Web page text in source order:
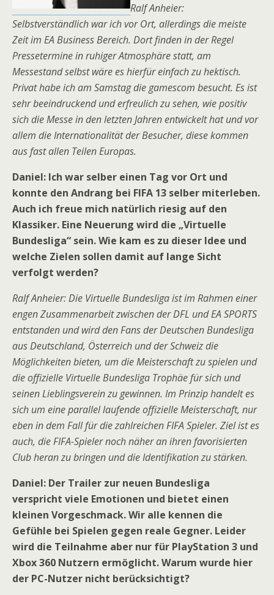
Ralf Anheier:
Selbstverständlich war ich vor Ort, allerdings die meiste
Zeit im EA Business Bereich. Dort finden in der Regel
Pressetermine in ruhiger Atmosphäre statt, am
Messestand selbst wäre es hierfür einfach zu hektisch.
Privat habe ich am Samstag die gamescom besucht. Es ist
sehr beeindruckend und erfreulich zu sehen, wie positiv
sich die Messe in den letzten Jahren entwickelt hat und vor
allem die Internationalität der Besucher, diese kommen
aus fast allen Teilen Europas.
Daniel: Ich war selber einen Tag vor Ort und
konnte den Andrang bei FIFA 13 selber miterleben.
Auch ich freue mich natürlich riesig auf den
Klassiker. Eine Neuerung wird die „Virtuelle
Bundesliga“ sein. Wie kam es zu dieser Idee und
welche Zielen sollen damit auf lange Sicht
verfolgt werden?
Ralf Anheier: Die Virtuelle Bundesliga ist im Rahmen einer
engen Zusammenarbeit zwischen der DFL und EA SPORTS
entstanden und wird den Fans der Deutschen Bundesliga
aus Deutschland, Österreich und der Schweiz die
Möglichkeiten bieten, um die Meisterschaft zu spielen und
die offizielle Virtuelle Bundesliga Trophäe für sich und
seinen Lieblingsverein zu gewinnen. Im Prinzip handelt es
sich um eine parallel laufende offizielle Meisterschaft, nur
eben in dem Fall für die zahlreichen FIFA Spieler. Ziel ist es
auch, die FIFA-Spieler noch näher an ihren favorisierten
Club heran zu bringen und die Identifikation zu stärken.
Daniel: Der Trailer zur neuen Bundesliga
verspricht viele Emotionen und bietet einen
kleinen Vorgeschmack. Wir alle kennen die
Gefühle bei Spielen gegen reale Gegner. Leider
wird die Teilnahme aber nur für PlayStation 3 und
Xbox 360 Nutzern ermöglicht. Warum wurde hier
der PC-Nutzer nicht berücksichtigt?